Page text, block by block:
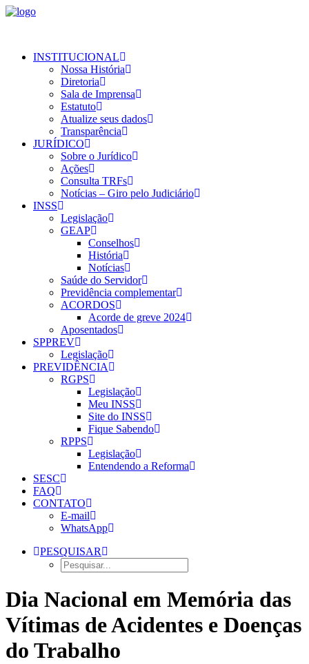
INSTITUCIONAL
Nossa História
Diretoria
Sala de Imprensa
Estatuto
Atualize seus dados
Transparência
JURÍDICO
Sobre o Jurídico
Ações
Consulta TRFs
Notícias – Giro pelo Judiciário
INSS
Legislação
GEAP
Conselhos
História
Notícias
Saúde do Servidor
Previdência complementar
ACORDOS
Acorde de greve 2024
Aposentados
SPPREV
Legislação
PREVIDÊNCIA
RGPS
Legislação
Meu INSS
Site do INSS
Fique Sabendo
RPPS
Legislação
Entendendo a Reforma
SESC
FAQ
CONTATO
E-mail
WhatsApp
PESQUISAR
Dia Nacional em Memória das
Vítimas de Acidentes e Doenças
do Trabalho